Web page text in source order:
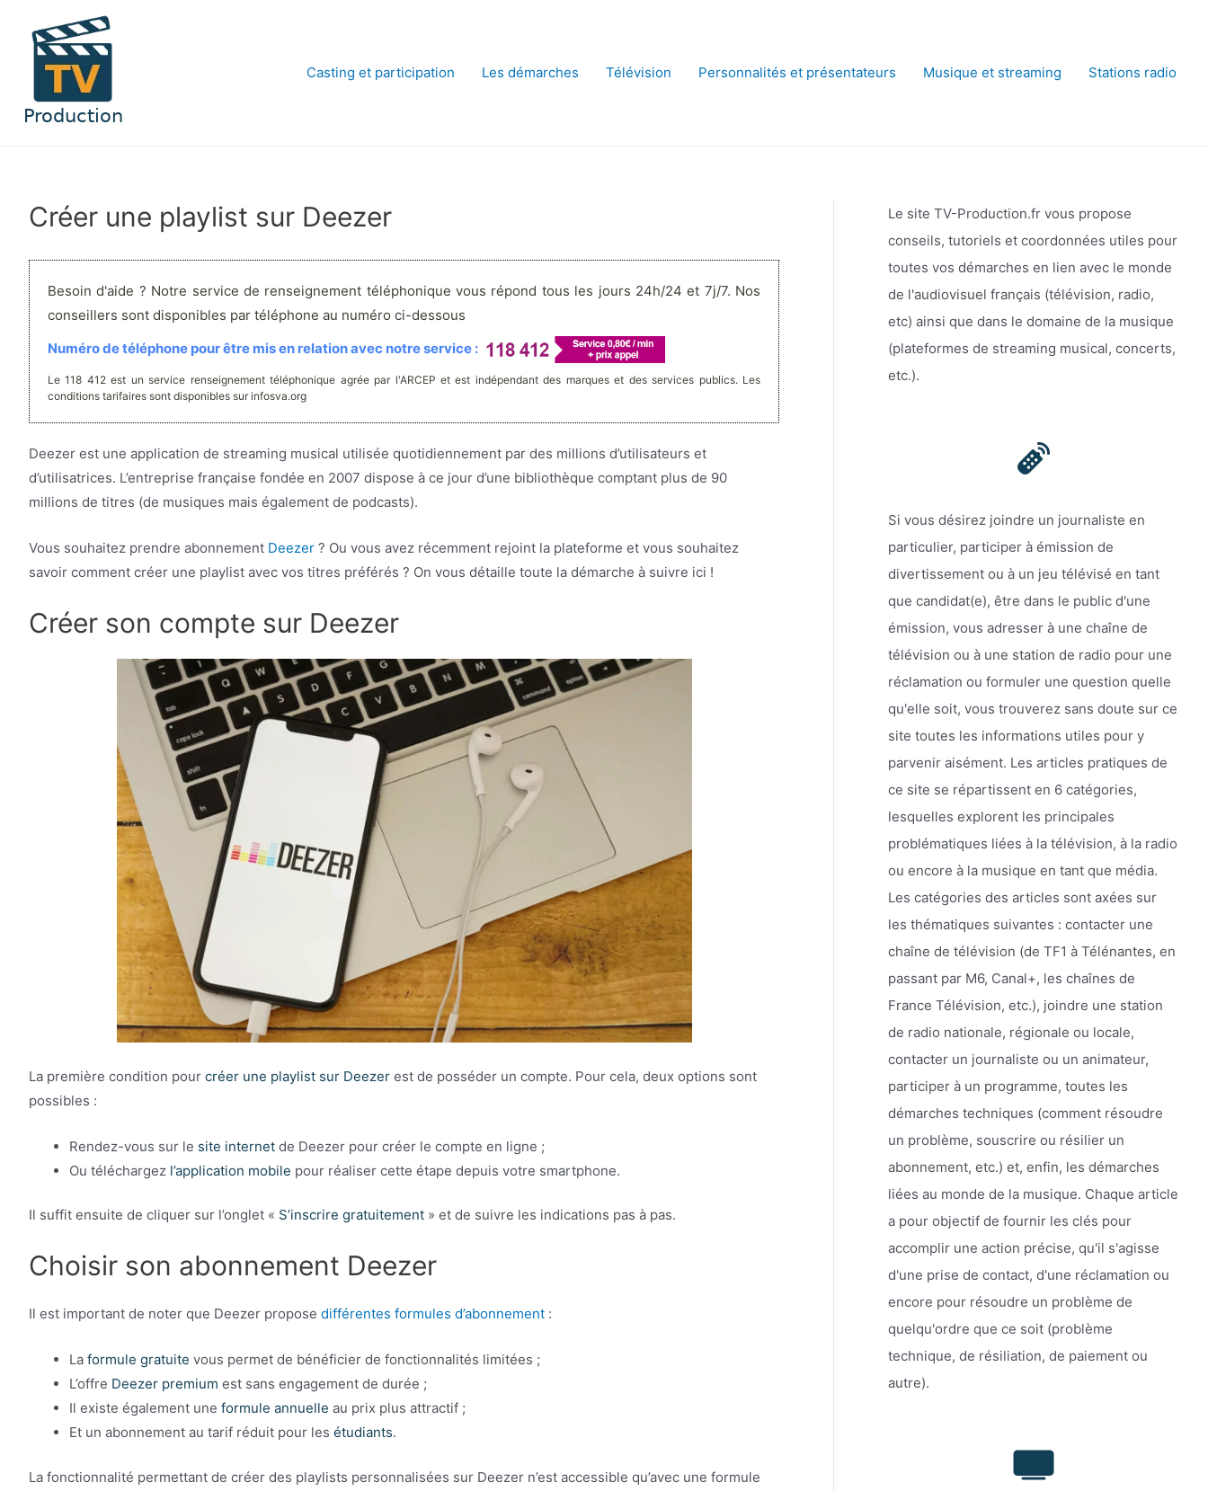
contenu
Casting et participation Les démarches Télévision Personnalités et présentateurs Musique et streaming Stations radio
Créer une playlist sur Deezer
Besoin d'aide ? Notre service de renseignement téléphonique vous répond tous les jours 24h/24 et 7j/7. Nos
conseillers sont disponibles par téléphone au numéro ci-dessous
Numéro de téléphone pour être mis en relation avec notre service :
Le 118 412 est un service renseignement téléphonique agrée par l'ARCEP et est indépendant des marques et des services publics. Les
conditions tarifaires sont disponibles sur infosva.org
Deezer est une application de streaming musical utilisée quotidiennement par des millions d’utilisateurs et
d’utilisatrices. L’entreprise française fondée en 2007 dispose à ce jour d’une bibliothèque comptant plus de 90
millions de titres (de musiques mais également de podcasts).
Vous souhaitez prendre abonnement Deezer ? Ou vous avez récemment rejoint la plateforme et vous souhaitez
savoir comment créer une playlist avec vos titres préférés ? On vous détaille toute la démarche à suivre ici !
Créer son compte sur Deezer
La première condition pour créer une playlist sur Deezer est de posséder un compte. Pour cela, deux options sont
possibles :
Rendez-vous sur le site internet de Deezer pour créer le compte en ligne ;
Ou téléchargez l’application mobile pour réaliser cette étape depuis votre smartphone.
Il suffit ensuite de cliquer sur l’onglet « S’inscrire gratuitement » et de suivre les indications pas à pas.
Choisir son abonnement Deezer
Il est important de noter que Deezer propose différentes formules d’abonnement :
La formule gratuite vous permet de bénéficier de fonctionnalités limitées ;
L’offre Deezer premium est sans engagement de durée ;
Il existe également une formule annuelle au prix plus attractif ;
Et un abonnement au tarif réduit pour les étudiants.
La fonctionnalité permettant de créer des playlists personnalisées sur Deezer n’est accessible qu’avec une formule
Le site TV-Production.fr vous propose
conseils, tutoriels et coordonnées utiles pour
toutes vos démarches en lien avec le monde
de l'audiovisuel français (télévision, radio,
etc) ainsi que dans le domaine de la musique
(plateformes de streaming musical, concerts,
etc.).
Si vous désirez joindre un journaliste en
particulier, participer à émission de
divertissement ou à un jeu télévisé en tant
que candidat(e), être dans le public d'une
émission, vous adresser à une chaîne de
télévision ou à une station de radio pour une
réclamation ou formuler une question quelle
qu'elle soit, vous trouverez sans doute sur ce
site toutes les informations utiles pour y
parvenir aisément. Les articles pratiques de
ce site se répartissent en 6 catégories,
lesquelles explorent les principales
problématiques liées à la télévision, à la radio
ou encore à la musique en tant que média.
Les catégories des articles sont axées sur
les thématiques suivantes : contacter une
chaîne de télévision (de TF1 à Télénantes, en
passant par M6, Canal+, les chaînes de
France Télévision, etc.), joindre une station
de radio nationale, régionale ou locale,
contacter un journaliste ou un animateur,
participer à un programme, toutes les
démarches techniques (comment résoudre
un problème, souscrire ou résilier un
abonnement, etc.) et, enfin, les démarches
liées au monde de la musique. Chaque article
a pour objectif de fournir les clés pour
accomplir une action précise, qu'il s'agisse
d'une prise de contact, d'une réclamation ou
encore pour résoudre un problème de
quelqu'ordre que ce soit (problème
technique, de résiliation, de paiement ou
autre).